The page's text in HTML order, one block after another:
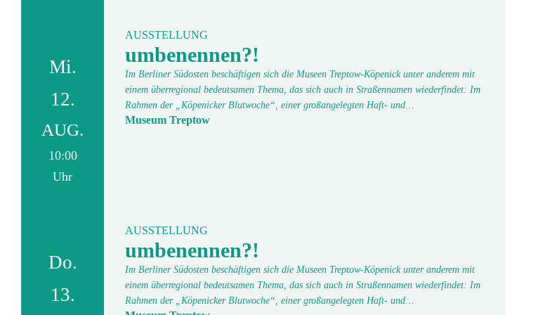
Mi.
12.
AUG.
10:00
Uhr
AUSSTELLUNG
umbenennen?!
Im Berliner Südosten beschäftigen sich die Museen Treptow-Köpenick unter anderem mit
einem überregional bedeutsamen Thema, das sich auch in Straßennamen wiederfindet: Im
Rahmen der „Köpenicker Blutwoche“, einer großangelegten Haft- und…
Museum Treptow
Do.
13.
AUSSTELLUNG
umbenennen?!
Im Berliner Südosten beschäftigen sich die Museen Treptow-Köpenick unter anderem mit
einem überregional bedeutsamen Thema, das sich auch in Straßennamen wiederfindet: Im
Rahmen der „Köpenicker Blutwoche“, einer großangelegten Haft- und…